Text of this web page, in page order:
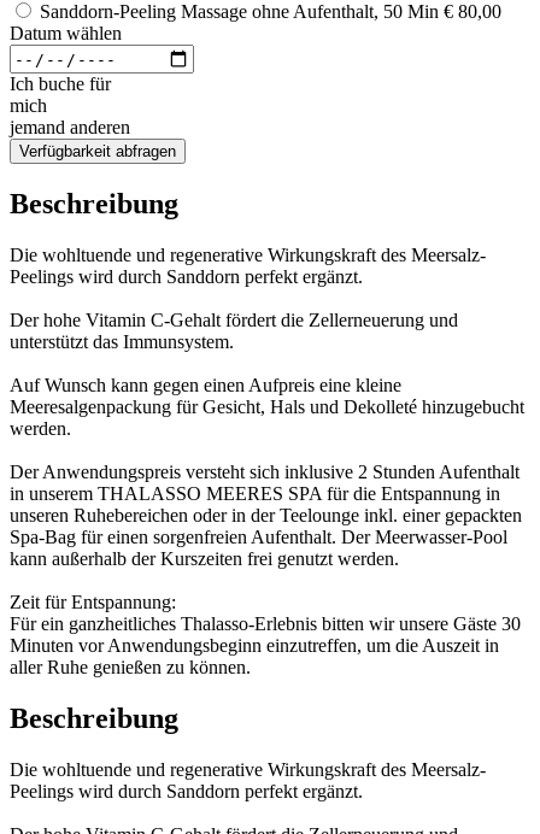
Sanddorn-Peeling Massage ohne Aufenthalt, 50 Min € 80,00
Datum wählen
Ich buche für
mich
jemand anderen
Verfügbarkeit abfragen
Beschreibung
Die wohltuende und regenerative Wirkungskraft des Meersalz-
Peelings wird durch Sanddorn perfekt ergänzt.
Der hohe Vitamin C-Gehalt fördert die Zellerneuerung und
unterstützt das Immunsystem.
Auf Wunsch kann gegen einen Aufpreis eine kleine
Meeresalgenpackung für Gesicht, Hals und Dekolleté hinzugebucht
werden.
Der Anwendungspreis versteht sich inklusive 2 Stunden Aufenthalt
in unserem THALASSO MEERES SPA für die Entspannung in
unseren Ruhebereichen oder in der Teelounge inkl. einer gepackten
Spa-Bag für einen sorgenfreien Aufenthalt. Der Meerwasser-Pool
kann außerhalb der Kurszeiten frei genutzt werden.
Zeit für Entspannung:
Für ein ganzheitliches Thalasso-Erlebnis bitten wir unsere Gäste 30
Minuten vor Anwendungsbeginn einzutreffen, um die Auszeit in
aller Ruhe genießen zu können.
Beschreibung
Die wohltuende und regenerative Wirkungskraft des Meersalz-
Peelings wird durch Sanddorn perfekt ergänzt.